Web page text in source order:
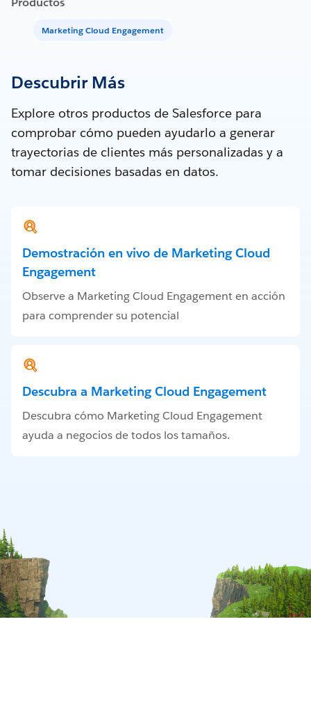
Marketing Cloud Engagement
Descubrir Más
Explore otros productos de Salesforce para
comprobar cómo pueden ayudarlo a generar
trayectorias de clientes más personalizadas y a
tomar decisiones basadas en datos.
Demostración en vivo de Marketing Cloud
Engagement
Observe a Marketing Cloud Engagement en acción
para comprender su potencial
Descubra a Marketing Cloud Engagement
Descubra cómo Marketing Cloud Engagement
ayuda a negocios de todos los tamaños.